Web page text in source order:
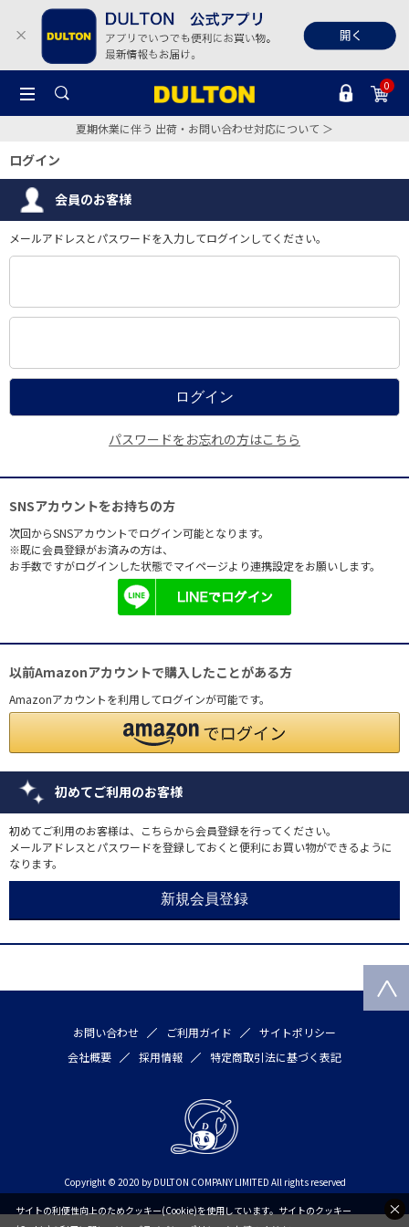
0
夏期休業に伴う 出荷・お問い合わせ対応について ＞
ログイン
会員のお客様
メールアドレスとパスワードを入力してログインしてください。
パスワードをお忘れの方はこちら
SNSアカウントをお持ちの方
次回からSNSアカウントでログイン可能となります。
※既に会員登録がお済みの方は、
お手数ですがログインした状態でマイページより連携設定をお願いします。
以前Amazonアカウントで購入したことがある方
Amazonアカウントを利用してログインが可能です。
初めてご利用のお客様
初めてご利用のお客様は、こちらから会員登録を行ってください。
メールアドレスとパスワードを登録しておくと便利にお買い物ができるように
なります。
お問い合わせ ご利用ガイド
サイトポリシー
会社概要
採用情報 特定商取引法に基づく表記
Copyright © 2020 by DULTON COMPANY LIMITED All rights reserved
サイトの利便性向上のためクッキー(Cookie)を使用しています。サイトのクッキー